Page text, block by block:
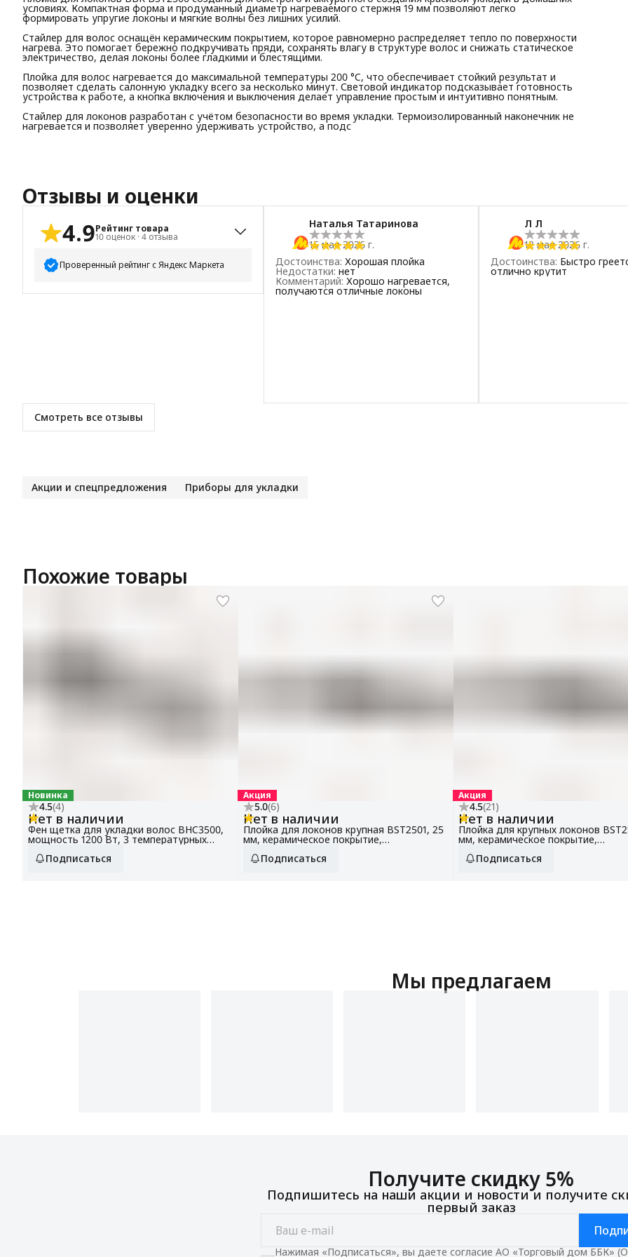
условиях. Компактная форма и продуманный диаметр нагреваемого стержня 19 мм позволяют легко
формировать упругие локоны и мягкие волны без лишних усилий.
Стайлер для волос оснащён керамическим покрытием, которое равномерно распределяет тепло по поверхности
нагрева. Это помогает бережно подкручивать пряди, сохранять влагу в структуре волос и снижать статическое
электричество, делая локоны более гладкими и блестящими.
Плойка для волос нагревается до максимальной температуры 200 °C, что обеспечивает стойкий результат и
позволяет сделать салонную укладку всего за несколько минут. Световой индикатор подсказывает готовность
устройства к работе, а кнопка включения и выключения делает управление простым и интуитивно понятным.
Стайлер для локонов разработан с учётом безопасности во время укладки. Термоизолированный наконечник не
нагревается и позволяет уверенно удерживать устройство, а подс
Отзывы и оценки
4.9Рейтинг товара
10 оценок · 4 отзыва
Проверенный рейтинг с Яндекс Маркета
5 звёзд
9
Наталья Татаринова
15 мая 2026 г.
Достоинства: Хорошая плойка
Недостатки: нет
Комментарий: Хорошо нагревается,
получаются отличные локоны
Л Л
12 мая 2026 г.
Достоинства: Быстро
отлично крутит
Смотреть все отзывы
Акции и спецпредложения Приборы для укладки
Похожие товары
Новинка
4.5(4)
Нет в наличии
Фен щетка для укладки волос BHC3500,
мощность 1200 Вт, 3 температурных
режима
Подписаться
Акция
5.0(6)
Нет в наличии
Плойка для локонов крупная BST2501, 25
мм, керамическое покрытие,
голливудская укладка
Подписаться
Акция
4.5(21)
Нет в наличии
Плойка для крупных локонов
мм, керамическое покрытие,
голливудская укладка
Подписаться
Мы предлагаем
Получите скидку 5%
Подпишитесь на наши акции и новости и получите
первый заказ
Нажимая «Подписаться», вы даете согласие АО «Торговый дом ББК»